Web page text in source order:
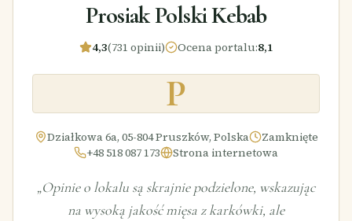
Prosiak Polski Kebab
4,3(731 opinii) Ocena portalu:8,1
P
Działkowa 6a, 05-804 Pruszków, Polska
Zamknięte
+48 518 087 173
Strona internetowa
„Opinie o lokalu są skrajnie podzielone, wskazując
na wysoką jakość mięsa z karkówki, ale